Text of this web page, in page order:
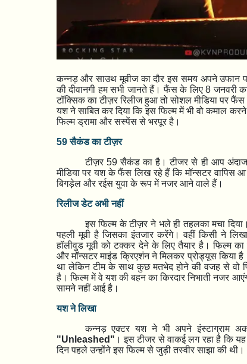
कन्नड़ और साउथ मूवीज का दौर इस समय अपने उफान
की दीवानगी हम सभी जानते हैं। फैंस के लिए 8जनवरी
टॉक्सिक का टीज़र रिलीज हुआ तो सोशल मीडिया पर फैंस
यश ने साबित कर दिया कि इस फिल्म में भी वो कमाल
फिल्म ड्रामा और सस्पेंस से भरपूर है।
59सैकंड का टीज़र
टीज़र 59सैकंड का है। टीजर से ही आप
मीडिया पर यश के फैंस लिख रहे हैं कि मॉन्सटर
बिगड़ेल और रईस युवा के रूप में नजर आने वाले हैं।
रिलीज डेट अभी नहीं
इस फिल्म के टीज़र ने भले ही तहलका मचा
पहली मूवी है जिसका इंतजार करेंगे। वहीं किसी ने
हॉलीवुड मूवी को टक्कर देने के लिए तैयार है। फिल्म का
और मॉन्सटर माइंड क्रिएशंन ने मिलकर प्रोड्यूस किया
था लेकिन टीम के साथ कुछ मतभेद होने की वजह से वो
है। फिल्म में वे यश की बहन का किरदार निभाती नजर
सामने नहीं आई है।
यश ने लिखा
कन्नड़ एक्टर यश ने भी अपने इंस्टाग्राम
"Unleashed" । इस टीजर से वाकई लग रहा है कि
दिन पहले उन्होंने इस फिल्म से जुड़ी तस्वीर साझा की थी।